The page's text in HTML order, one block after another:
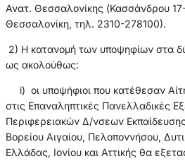
Ανατ. Θεσσαλονίκης (Κασσάνδρου
Θεσσαλονίκη, τηλ. 2310-278100).
2) Η κατανομή των υποψηφίων στα
ως ακολούθως:
i) οι υποψήφιοι που κατέθεσαν
στις Επαναληπτικές Πανελλαδικές
Περιφερειακών Δ/νσεων
Βορείου Αιγαίου, Πελοποννήσου,
Ελλάδας, Ιονίου και Αττικής θα